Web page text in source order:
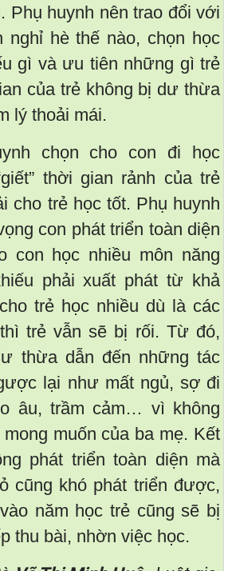
Phụ huynh nên trao đổi với
nghỉ hè thế nào, chọn học
gì và ưu tiên những gì trẻ
của trẻ không bị dư thừa
lý thoải mái.
chọn cho con đi học
thời gian rảnh của trẻ
cho trẻ học tốt. Phụ huynh
con phát triển toàn diện
con học nhiều môn năng
phải xuất phát từ khả
trẻ học nhiều dù là các
trẻ vẫn sẽ bị rối. Từ đó,
thừa dẫn đến những tác
lại như mất ngủ, sợ đi
âu, trầm cảm… vì không
muốn của ba mẹ. Kết
phát triển toàn diện mà
cũng khó phát triển được,
năm học trẻ cũng sẽ bị
thu bài, nhờn việc học.